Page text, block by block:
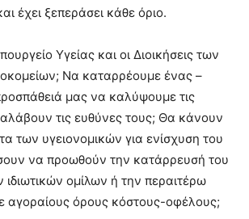
έχει ξεπεράσει κάθε όριο.
Υγείας και οι Διοικήσεις των
Να καταρρέουμε ένας –
μας να καλύψουμε τις
τις ευθύνες τους; Θα κάνουν
των υγειονομικών για ενίσχυση του
να προωθούν την κατάρρευσή του
ομίλων ή την περαιτέρω
αγοραίους όρους κόστους-οφέλους;